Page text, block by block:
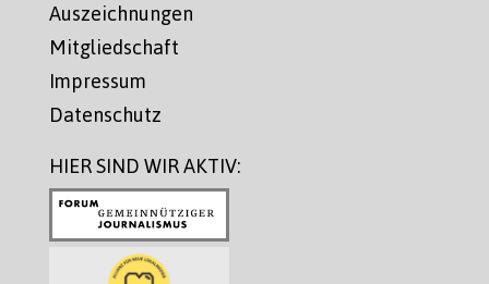
Auszeichnungen
Mitgliedschaft
Impressum
Datenschutz
HIER SIND WIR AKTIV: